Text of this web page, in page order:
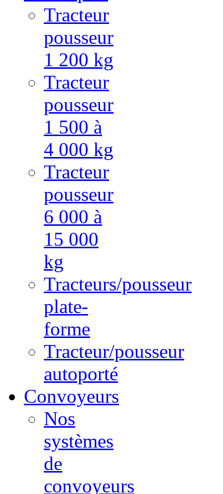
Tracteur
pousseur
1 200 kg
Tracteur
pousseur
1 500 à
4 000 kg
Tracteur
pousseur
6 000 à
15 000
kg
Tracteurs/pousseur
plate-
forme
Tracteur/pousseur
autoporté
Convoyeurs
Nos
systèmes
de
convoyeurs